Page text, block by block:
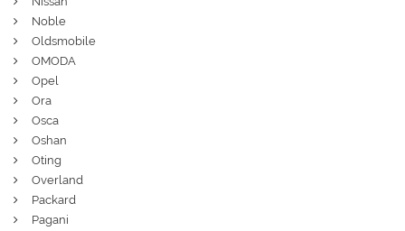
Noble
Oldsmobile
OMODA
Opel
Ora
Osca
Oshan
Oting
Overland
Packard
Pagani